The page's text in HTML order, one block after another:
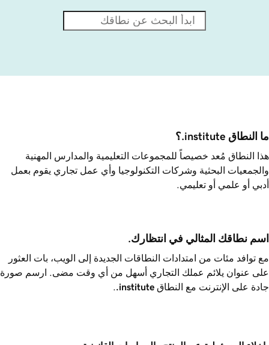
ما النطاق ‎.institute؟
هذا النطاق مُعد خصيصاً للمجموعات التعليمية والمدارس المهنية
والجمعيات البحثية وشركات التكنولوجيا وأي عمل تجاري يقوم بعمل
أدبي أو علمي أو تعليمي.
اسم نطاقك المثالي في انتظارك.
مع توافد مئات من امتدادات النطاقات الجديدة إلى الويب، بات العثور
على عنوان يلائم عملك التجاري أسهل من أي وقت مضى. ارسم صورة
جادة على الإنترنت مع النطاق ‎ .institute